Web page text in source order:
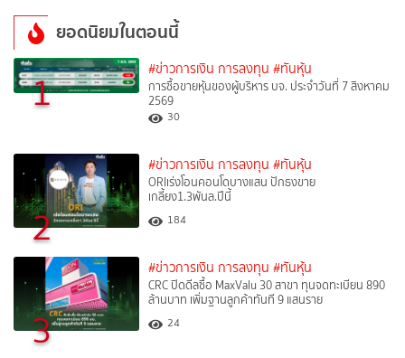
ยอดนิยมในตอนนี้
1 #ข่าวการเงิน การลงทุน #ทันหุ้น
การซื้อขายหุ้นของผู้บริหาร บจ. ประจำวันที่ 7 สิงหาคม
2569
30
2
#ข่าวการเงิน การลงทุน #ทันหุ้น
ORIเร่งโอนคอนโดบางแสน ปักธงขาย
เกลี้ยง1.3พันล.ปีนี้
184
3
#ข่าวการเงิน การลงทุน #ทันหุ้น
CRC ปิดดีลซื้อ MaxValu 30 สาขา ทุนจดทะเบียน 890
ล้านบาท เพิ่มฐานลูกค้าทันที 9 แสนราย
24